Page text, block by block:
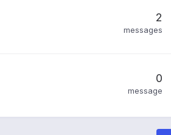
2
messages
0
message